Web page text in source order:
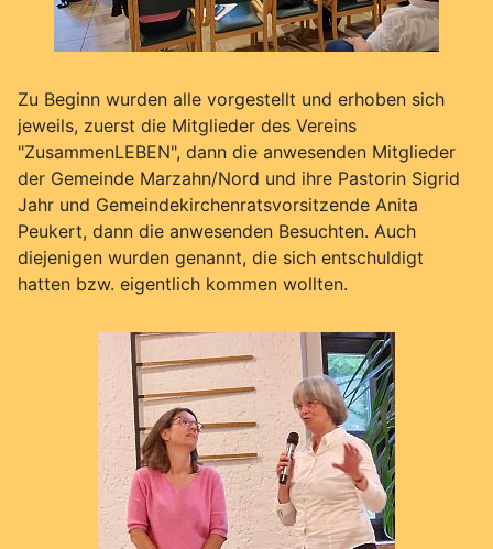
Zu Beginn wurden alle vorgestellt und erhoben sich
jeweils, zuerst die Mitglieder des Vereins
"ZusammenLEBEN", dann die anwesenden Mitglieder
der Gemeinde Marzahn/Nord und ihre Pastorin Sigrid
Jahr und Gemeindekirchenratsvorsitzende Anita
Peukert, dann die anwesenden Besuchten. Auch
diejenigen wurden genannt, die sich entschuldigt
hatten bzw. eigentlich kommen wollten.